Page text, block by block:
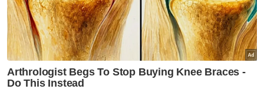
katanya.
Dalam pada itu, Chen Heng berkata berkata,
ramai beranggapan tindakan
penguatkuasaan DBKL menyasarkan
peniaga sebaliknya tindakan itu adalah